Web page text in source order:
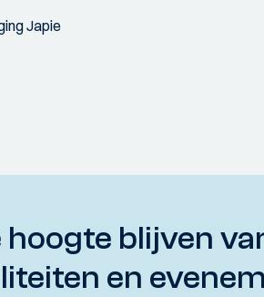
Japie
hoogte blijven
en